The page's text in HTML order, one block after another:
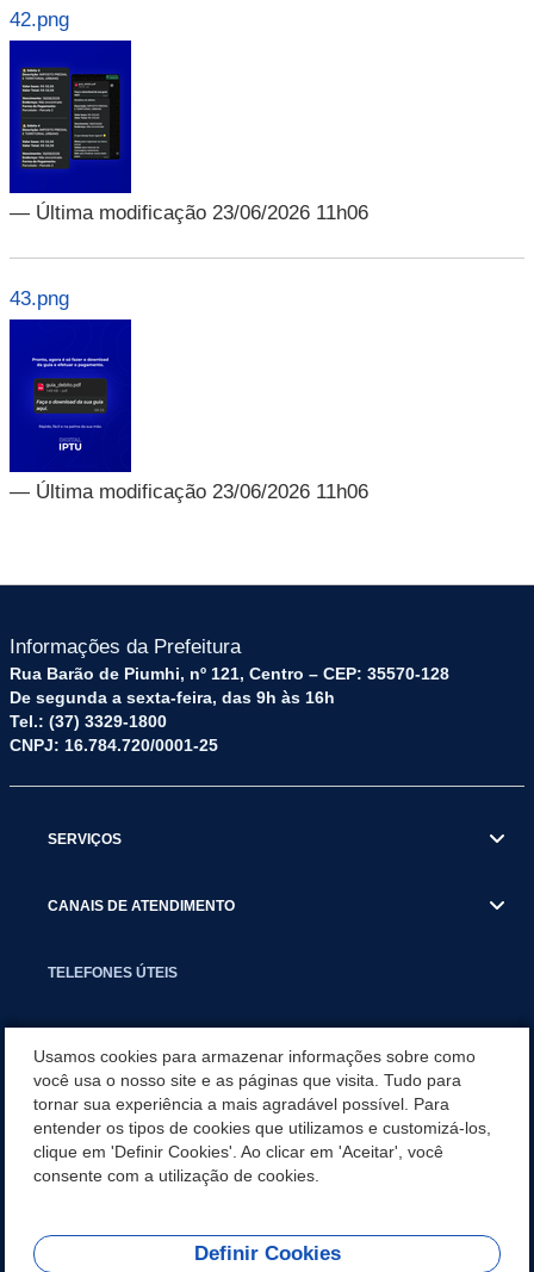
42.png
— Última modificação 23/06/2026 11h06
43.png
— Última modificação 23/06/2026 11h06
Informações da Prefeitura
Rua Barão de Piumhi, nº 121, Centro – CEP: 35570-128
De segunda a sexta-feira, das 9h às 16h
Tel.: (37) 3329-1800
CNPJ: 16.784.720/0001-25
SERVIÇOS
CANAIS DE ATENDIMENTO
TELEFONES ÚTEIS
NOTÍCIAS
APLICATIVO
Usamos cookies para armazenar informações sobre como
você usa o nosso site e as páginas que visita. Tudo para
tornar sua experiência a mais agradável possível. Para
entender os tipos de cookies que utilizamos e customizá-los,
clique em 'Definir Cookies'. Ao clicar em 'Aceitar', você
consente com a utilização de cookies.
Definir Cookies